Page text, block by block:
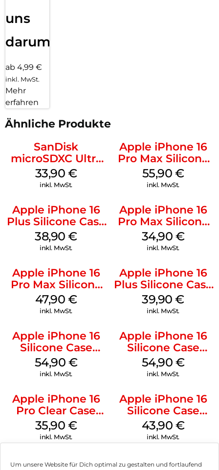
Um unsere Website für Dich optimal zu gestalten und fortlaufend
uns
darum!
ab 4,99 €
inkl. MwSt.
Mehr
erfahren
Ähnliche Produkte
SanDisk
microSDXC Ultra
128 GB + Adapter
Mobile
33,90 €
inkl. MwSt.
Apple iPhone 16
Pro Max Silicone
Case MagSafe
Stone Gray
55,90 €
inkl. MwSt.
Apple iPhone 16
Plus Silicone Case
MagSafe Denim
38,90€
inkl. MwSt.
Apple iPhone 16
Pro Max Silicone
Case MagSafe
Denim
34,90 €
inkl. MwSt.
Apple iPhone 16
Pro Max Silicone
Case MagSafe
Black
47,90 €
inkl. MwSt.
Apple iPhone 16
Plus Silicone Case
MagSafe Plum
39,90€
inkl. MwSt.
Apple iPhone 16
Silicone Case
MagSafe Lake
Green
54,90 €
inkl. MwSt.
Apple iPhone 16
Silicone Case
MagSafe Black
54,90 €
inkl. MwSt.
Apple iPhone 16
Pro Clear Case
MagSafe
Transparent
35,90 €
inkl. MwSt.
Apple iPhone 16
Silicone Case
MagSafe Plum
43,90 €
inkl. MwSt.